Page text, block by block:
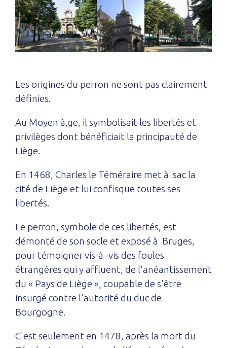
Les origines du perron ne sont pas clairement
définies.
Au Moyen à‚ge, il symbolisait les libertés et
privilèges dont bénéficiait la principauté de
Liège.
En 1468, Charles le Téméraire met à sac la
cité de Liège et lui confisque toutes ses
libertés.
Le perron, symbole de ces libertés, est
démonté de son socle et exposé à Bruges,
pour témoigner vis-à -vis des foules
étrangères qui y affluent, de l'anéantissement
du « Pays de Liège », coupable de s'être
insurgé contre l'autorité du duc de
Bourgogne.
C'est seulement en 1478, après la mort du